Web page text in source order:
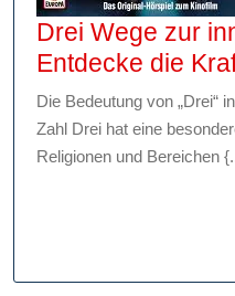
Drei Wege zur
Entdecke die
Die Bedeutung von „Drei“
Zahl Drei hat eine
Religionen und Bereichen